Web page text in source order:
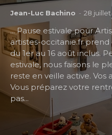
Jean-Luc Bachino - 28 juillet
... Pause estivale pour
artistes-occitanie.fr
du 1er au 16 août inclus.
estivale, nous faisons le
reste en veille active. Vos
Vous préparez votre
pas...